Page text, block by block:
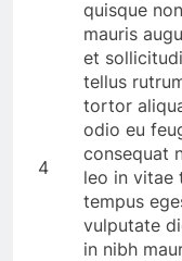
4
quisque
mauris
et
tellus
tortor
odio eu
consequat
leo in vitae
tempus
vulputate
in nibh